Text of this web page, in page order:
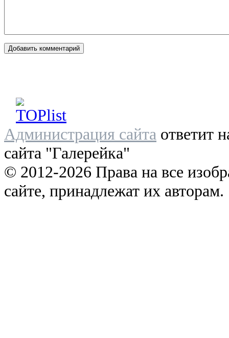
Администрация сайта ответит
сайта "Галерейка"
© 2012-2026 Права на все
сайте, принадлежат их авторам.